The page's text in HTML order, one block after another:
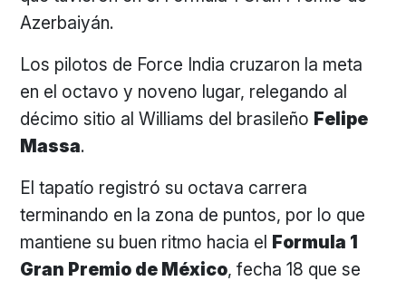
Azerbaiyán.
Los pilotos de Force India cruzaron la meta
en el octavo y noveno lugar, relegando al
décimo sitio al Williams del brasileño Felipe
Massa.
El tapatío registró su octava carrera
terminando en la zona de puntos, por lo que
mantiene su buen ritmo hacia el Formula 1
Gran Premio de México, fecha 18 que se